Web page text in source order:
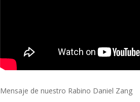
Mensaje de nuestro Rabino Daniel Zang